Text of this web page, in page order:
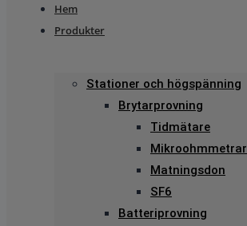
Hem
Produkter
Stationer och högspänning
Brytarprovning
Tidmätare
Mikroohmmetrar
Matningsdon
SF6
Batteriprovning